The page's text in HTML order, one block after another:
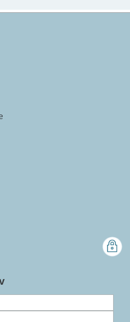
og Malthe
for
den 01. juli 2026
sig for
og skabe
give
adgang til en